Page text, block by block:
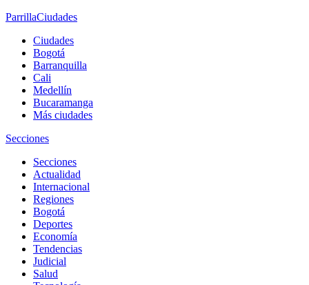
ParrillaCiudades
Ciudades
Bogotá
Barranquilla
Cali
Medellín
Bucaramanga
Más ciudades
Secciones
Secciones
Actualidad
Internacional
Regiones
Bogotá
Deportes
Economía
Tendencias
Judicial
Salud